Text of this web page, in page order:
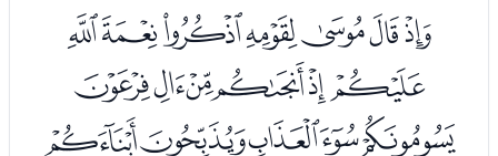
ﭑﭒﭓﭔﭕﭖﭗ
ﭘﭙﭚﭛﭜﭝ
ﭞﭟﭠﭡﭢ